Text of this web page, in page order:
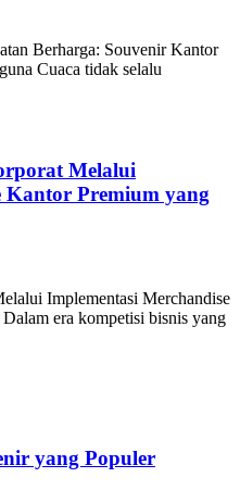
Berharga: Souvenir Kantor
Cuaca tidak selalu
Melalui
Kantor Premium yang
Implementasi Merchandise
era kompetisi bisnis yang
yang Populer